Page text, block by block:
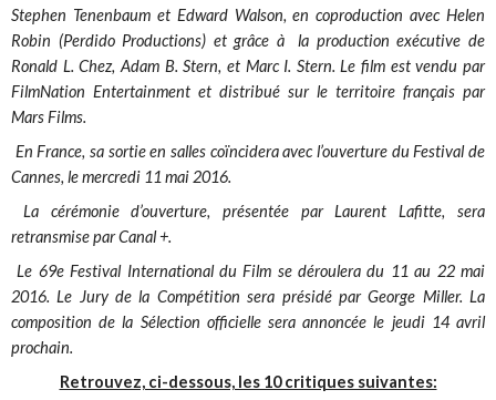
Stephen Tenenbaum et Edward Walson, en coproduction avec Helen
Robin (Perdido Productions) et grâce à la production exécutive de
Ronald L. Chez, Adam B. Stern, et Marc I. Stern. Le film est vendu par
FilmNation Entertainment et distribué sur le territoire français par
Mars Films.
En France, sa sortie en salles coïncidera avec l’ouverture du Festival de
Cannes, le mercredi 11 mai 2016.
La cérémonie d’ouverture, présentée par Laurent Lafitte, sera
retransmise par Canal +.
Le 69e Festival International du Film se déroulera du 11 au 22 mai
2016. Le Jury de la Compétition sera présidé par George Miller. La
composition de la Sélection officielle sera annoncée le jeudi 14 avril
prochain.
Retrouvez, ci-dessous, les 10 critiques suivantes: